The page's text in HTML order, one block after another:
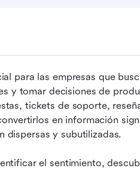
para las empresas que
y tomar decisiones de
tickets de soporte,
en información
dispersas y subutilizadas.
el sentimiento,